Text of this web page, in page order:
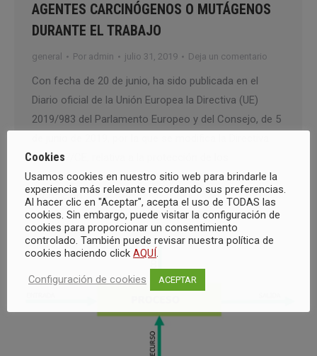
AGENTES CARCINÓGENOS O MUTÁGENOS
DURANTE EL TRABAJO
general Por admin julio 31, 2019 Deja un comentario
Con fecha de 20 de junio, ha sido publicada en el
Diario oficial de la Unión Europea la Directiva (UE)
2019/983 del Parlamento Europeo y del Consejo, de 5
2004/37/CE, relativa a la protección de los
trabajadores contra los riesgos relacionados con la
exposición…
Cookies
Usamos cookies en nuestro sitio web para brindarle la
experiencia más relevante recordando sus preferencias.
Al hacer clic en "Aceptar", acepta el uso de TODAS las
cookies. Sin embargo, puede visitar la configuración de
cookies para proporcionar un consentimiento
controlado. También puede revisar nuestra política de
cookies haciendo click AQUÍ
Configuración de cookies ACEPTAR